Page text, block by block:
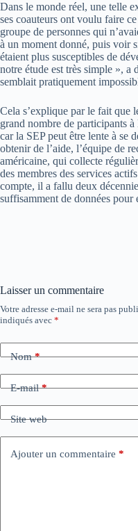
Dans le monde réel, une telle
ses coauteurs ont voulu faire
groupe de personnes qui
à un moment donné, puis voir
étaient plus susceptibles de
notre étude est très simple »,
semblait pratiquement
Cela s’explique par le fait que
grand nombre de participants à
car la SEP peut être lente à se
obtenir de l’aide, l’équipe de
américaine, qui collecte
des membres des services
compte, il a fallu deux
suffisamment de données pour
Laisser un commentaire
Votre adresse e-mail ne sera pas
indiqués avec *
Nom*
E-mail*
Site web
Ajouter un commentaire *